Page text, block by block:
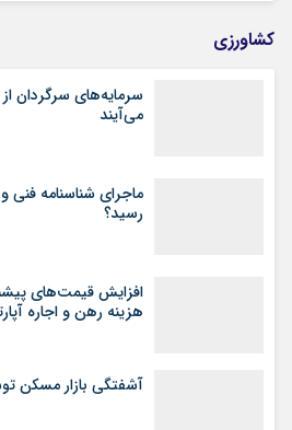
کشاورزی
سرمایه‌های سرگردان
می‌آیند
ماجرای شناسنامه‌ فنی
رسید؟
افزایش قیمت‌های
هزینه رهن و اجاره
آشفتگی بازار مسکن